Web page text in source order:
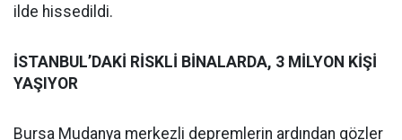
ilde hissedildi.
İSTANBUL’DAKİ RİSKLİ BİNALARDA, 3 MİLYON KİŞİ
YAŞIYOR
Bursa Mudanya merkezli depremlerin ardından gözler